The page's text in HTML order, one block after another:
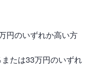
し、事務所を設立する
円のいずれか高い方
たは33万円のいずれ